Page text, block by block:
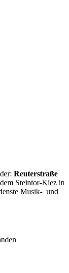
Reuterstraße
Steintor-Kiez in
Musik- und